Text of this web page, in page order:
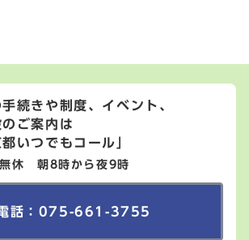
続きや制度、イベント、
ご案内は
都いつでもコール」
休 朝8時から夜9時
話：075-661-3755